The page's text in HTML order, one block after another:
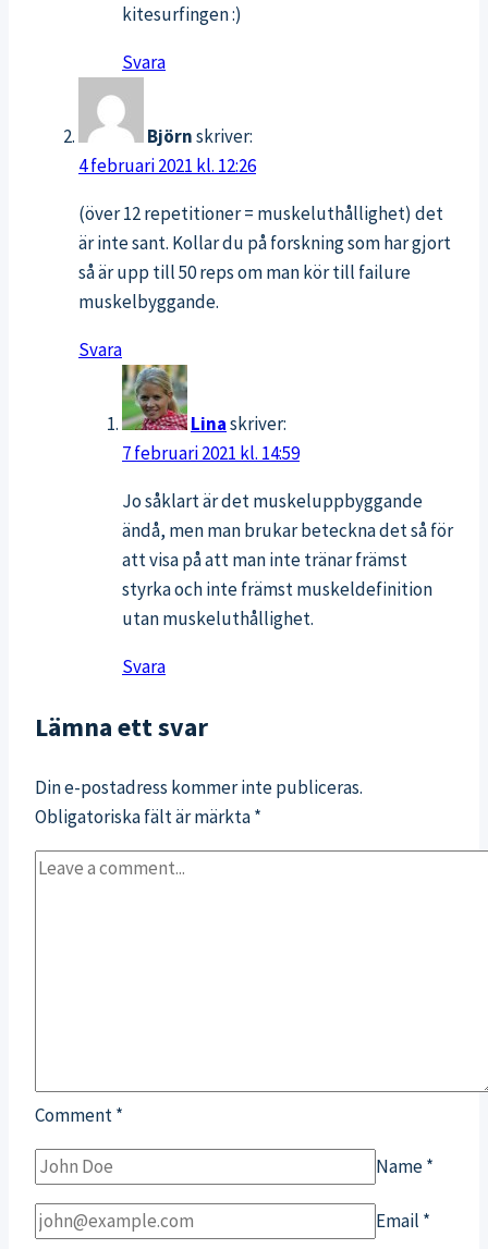
kitesurfingen :)
Svara
Björnskriver:
4 februari 2021 kl. 12:26
(över 12 repetitioner = muskeluthållighet) det
är inte sant. Kollar du på forskning som har gjort
så är upp till 50 reps om man kör till failure
muskelbyggande.
Svara
Linaskriver:
7 februari 2021 kl. 14:59
Jo såklart är det muskeluppbyggande
ändå, men man brukar beteckna det så för
att visa på att man inte tränar främst
styrka och inte främst muskeldefinition
utan muskeluthållighet.
Svara
Lämna ett svar
Din e-postadress kommer inte publiceras.
Obligatoriska fält är märkta*
Comment*
Name*
Email *